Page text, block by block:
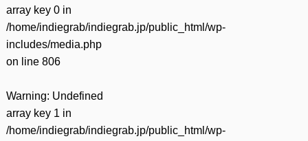
array key 0 in
/home/indiegrab/indiegrab.jp/public_html/wp-
includes/media.php
on line 806
Warning: Undefined
array key 1 in
/home/indiegrab/indiegrab.jp/public_html/wp-